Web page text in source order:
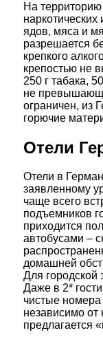
На
ядов, мяса и
разрешается
крепкого
крепостью не
250 г табака,
не
ограничен, из
горючие
Отели
Отели в
заявленному
чаще всего
подъемников
приходится
автобусами –
домашней
Для городской
Даже в 2*
чистые
независимо от
предлагается